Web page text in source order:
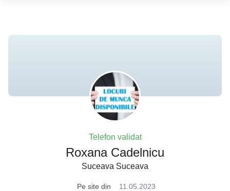
Telefon validat
Roxana Cadelnicu
Suceava Suceava
Pe site din
11.05.2023